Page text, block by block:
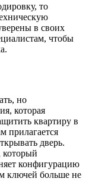
то
в своих
чтобы
но
которая
квартиру в
прилагается
дверь.
который
конфигурацию
ключей больше не